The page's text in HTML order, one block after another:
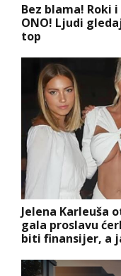
Bez blama! Roki
ONO! Ljudi
top
Jelena Karleuša
gala proslavu
biti finansijer, a